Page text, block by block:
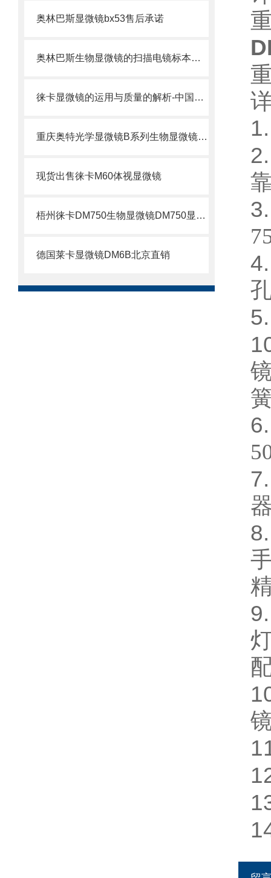
奥林巴斯显微镜bx53售后承诺
奥林巴斯生物显微镜的扫描电镜标本制备方法
徕卡显微镜的运用与质量的解析-中国徕卡显微镜经销商
重庆奥特光学显微镜B系列生物显微镜技术参数
现货出售徕卡M60体视显微镜
梧州徕卡DM750生物显微镜DM750显微镜
德国莱卡显微镜DM6B北京直销